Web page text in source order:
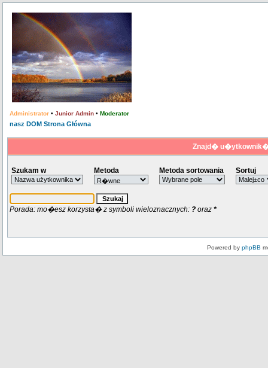
Administrator • Junior Admin • Moderator
nasz DOM Strona Główna
Znajd�
Szukam w Metoda Metoda sortowania Sortuj
Porada: mo�esz korzysta� z symboli wieloznacznych: ? oraz *
Powered by phpBB